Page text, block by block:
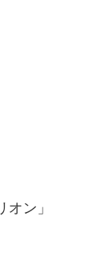
ン」